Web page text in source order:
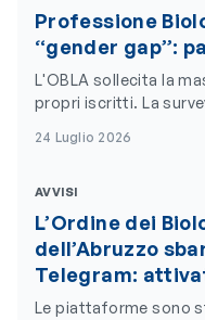
Professione
“gender gap”:
L'OBLA sollecita la
propri iscritti. La
24 Luglio 2026
AVVISI
L’Ordine dei
dell’Abruzzo
Telegram:
Le piattaforme sono